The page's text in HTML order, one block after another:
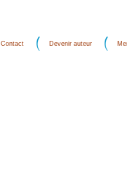
Contact Devenir auteur